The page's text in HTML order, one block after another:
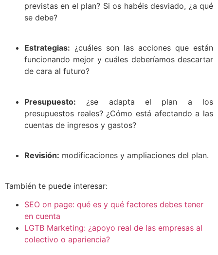
previstas en el plan? Si os habéis desviado, ¿a qué
se debe?
Estrategias: ¿cuáles son las acciones que están
funcionando mejor y cuáles deberíamos descartar
de cara al futuro?
Presupuesto: ¿se adapta el plan a los
presupuestos reales? ¿Cómo está afectando a las
cuentas de ingresos y gastos?
Revisión: modificaciones y ampliaciones del plan.
También te puede interesar:
SEO on page: qué es y qué factores debes tener
en cuenta
LGTB Marketing: ¿apoyo real de las empresas al
colectivo o apariencia?